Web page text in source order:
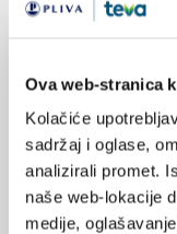
Ova web-stranica
Kolačiće
sadržaj i oglase,
analizirali promet.
naše web-lokacije
medije,
Opatija, svibanj 2017.
spolno prenosive